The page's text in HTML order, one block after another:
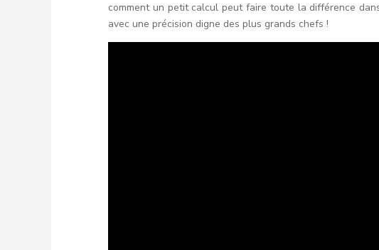
comment un petit calcul peut faire toute la différence
avec une précision digne des plus grands chefs !